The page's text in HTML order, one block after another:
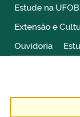
Estude na UFOB
Extensão e
Ouvidoria